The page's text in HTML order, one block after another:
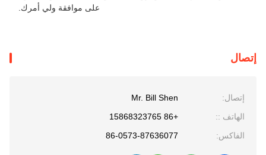
على موافقة ولي أمرك.
إتصال
إتصال:
Mr. Bill Shen
الهاتف ::
+86 15868323765
الفاكس:
86-0573-87636077